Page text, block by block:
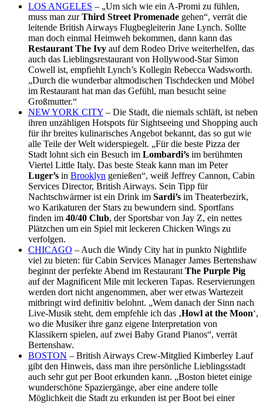
LOS ANGELES – „Um sich wie ein A-Promi zu fühlen,
muss man zurThird Street Promenade gehen“, verrät die
leitende British Airways Flugbegleiterin Jane Lynch. Sollte
man doch einmal Heimweh bekommen, dann kann das
Restaurant The Ivy auf dem Rodeo Drive weiterhelfen, das
auch das Lieblingsrestaurant von Hollywood-Star Simon
Cowell ist, empfiehlt Lynch’s Kollegin Rebecca Wadsworth.
„Durch die wunderbar altmodischen Tischdecken und Möbel
im Restaurant hat man das Gefühl, man besucht seine
Großmutter.“
NEW YORK CITY – Die Stadt, die niemals schläft, ist neben
ihren unzähligen Hotspots für Sightseeing und Shopping auch
für ihr breites kulinarisches Angebot bekannt, das so gut wie
alle Teile der Welt widerspiegelt. „Für die beste Pizza der
Stadt lohnt sich ein Besuch im Lombardi’s im berühmten
Viertel Little Italy. Das beste Steak kann man im Peter
Luger’s in Brooklyn genießen“, weiß Jeffrey Cannon, Cabin
Services Director, British Airways. Sein Tipp für
Nachtschwärmer ist ein Drink im Sardi’s im Theaterbezirk,
wo Karikaturen der Stars zu bewundern sind. Sportfans
finden im 40/40 Club, der Sportsbar von Jay Z, ein nettes
Plätzchen um ein Spiel mit leckeren Chicken Wings zu
verfolgen.
CHICAGO – Auch die Windy City hat in punkto Nightlife
viel zu bieten: für Cabin Services Manager James Bertenshaw
beginnt der perfekte Abend im Restaurant The Purple Pig
auf der Magnificent Mile mit leckeren Tapas. Reservierungen
werden dort nicht angenommen, aber wer etwas Wartezeit
mitbringt wird definitiv belohnt. „Wem danach der Sinn nach
Live-Musik steht, dem empfehle ich das ‚Howl at the Moon‘,
wo die Musiker ihre ganz eigene Interpretation von
Klassikern spielen, auf zwei Baby Grand Pianos“, verrät
Bertenshaw.
BOSTON – British Airways Crew-Mitglied Kimberley Lauf
gibt den Hinweis, dass man ihre persönliche Lieblingsstadt
auch sehr gut per Boot erkunden kann. „Boston bietet einige
wunderschöne Spaziergänge, aber eine andere tolle
Möglichkeit die Stadt zu erkunden ist per Boot bei einer